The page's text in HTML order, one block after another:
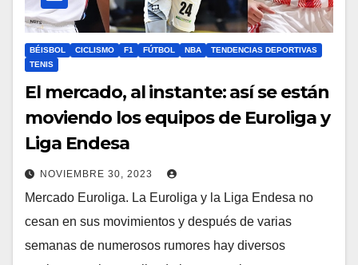
BÉISBOL CICLISMO F1 FÚTBOL NBA
TENDENCIAS DEPORTIVAS
TENIS
El mercado, al instante: así se están
moviendo los equipos de Euroliga y
Liga Endesa
NOVIEMBRE 30, 2023
Mercado Euroliga. La Euroliga y la Liga Endesa no
cesan en sus movimientos y después de varias
semanas de numerosos rumores hay diversos